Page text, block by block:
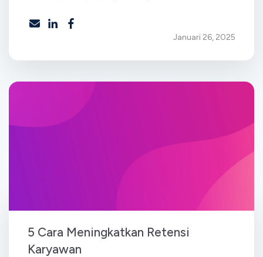
Januari 26, 2025
5 Cara Meningkatkan Retensi
Karyawan